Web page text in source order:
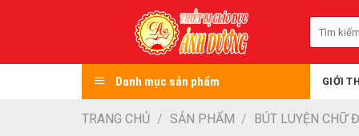
kiếm:
Danh mục sản phẩm GIỚI
TRANG CHỦ / SẢN PHẨM / BÚT LUYỆN CHỮ